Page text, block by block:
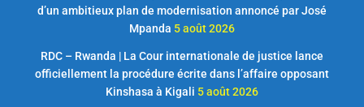
d’un ambitieux plan de modernisation annoncé par José
Mpanda 5 août 2026
RDC – Rwanda | La Cour internationale de justice lance
officiellement la procédure écrite dans l’affaire opposant
Kinshasa à Kigali 5 août 2026